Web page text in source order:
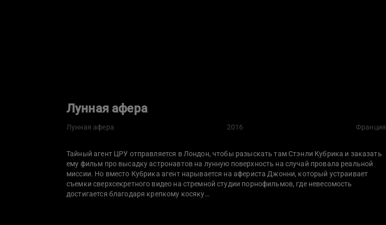
Лунная афера
Лунная афера 2016 Франция
Тайный агент ЦРУ отправляется в Лондон, чтобы разыскать там Стэнли Кубрика и заказать
ему фильм про высадку астронавтов на лунную поверхность на случай провала реальной
миссии. Но вместо Кубрика агент нарывается на афериста Джонни, который устраивает
съемки сверхсекретного видео на стремной студии порнофильмов, где невесомость
достигается благодаря крепкому косяку…